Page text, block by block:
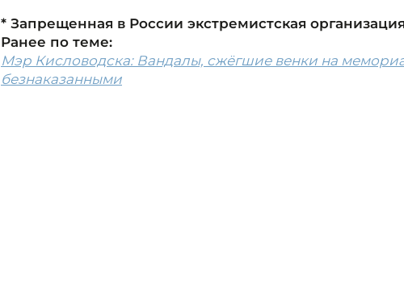
* Запрещенная в России экстремистская
Ранее по теме:
Мэр Кисловодска: Вандалы, сжёгшие венки на
безнаказанными